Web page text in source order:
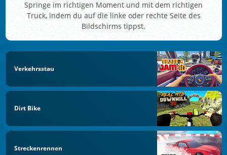
Springe im richtigen Moment und mit dem richtigen
Truck, indem du auf die linke oder rechte Seite des
Bildschirms tippst.
Verkehrsstau
Dirt Bike
Streckenrennen